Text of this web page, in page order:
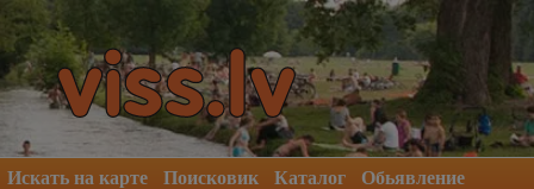
Искать на карте Поисковик Каталог
Обьявление